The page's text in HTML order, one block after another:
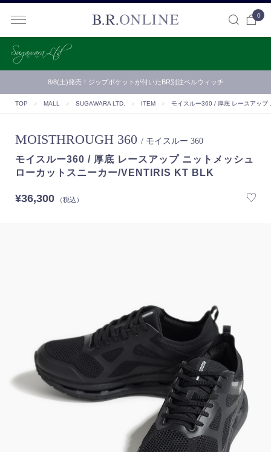
0
8/8(土)発売！ジップポケットが付いたBR別注ベルウィッチ
TOP ＞ MALL ＞ SUGAWARA LTD. ＞ ITEM ＞ モイスルー360 / 厚底 レースアップ
MOISTHROUGH 360 / モイスルー 360
モイスルー360 / 厚底 レースアップ ニットメッシュ
ローカットスニーカー/VENTIRIS KT BLK
¥36,300（税込）